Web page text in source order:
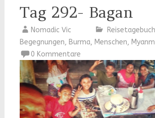
Tag 292- Bagan
Nomadic Vic Reisetagebuch
Begegnungen, Burma, Menschen,
0 Kommentare